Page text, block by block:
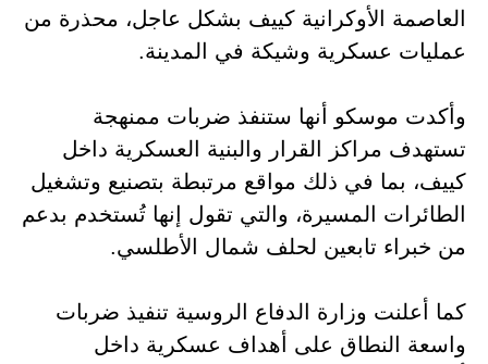
العاصمة الأوكرانية كييف بشكل عاجل، محذرة من
عمليات عسكرية وشيكة في المدينة.
وأكدت موسكو أنها ستنفذ ضربات ممنهجة
تستهدف مراكز القرار والبنية العسكرية داخل
كييف، بما في ذلك مواقع مرتبطة بتصنيع وتشغيل
الطائرات المسيرة، والتي تقول إنها تُستخدم بدعم
من خبراء تابعين لحلف شمال الأطلسي.
كما أعلنت وزارة الدفاع الروسية تنفيذ ضربات
واسعة النطاق على أهداف عسكرية داخل